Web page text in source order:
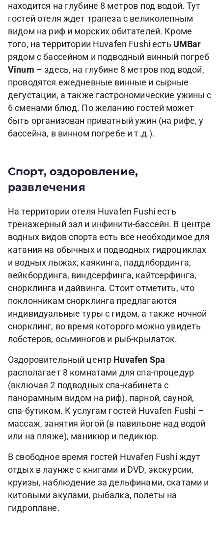
находится на глубине 8 метров под водой. Тут
гостей отеля ждет трапеза с великолепным
видом на риф и морских обитателей. Кроме
того, на территории Huvafen Fushi есть UMBar
рядом с бассейном и подводный винный погреб
Vinum – здесь, на глубине 8 метров под водой,
проводятся ежедневные винные и сырные
дегустации, а также гастрономические ужины с
6 сменами блюд. По желанию гостей может
быть организован приватный ужин (на рифе, у
бассейна, в винном погребе и т.д.).
Спорт, оздоровление,
развлечения
На территории отеля Huvafen Fushi есть
тренажерный зал и инфинити-бассейн. В центре
водных видов спорта есть все необходимое для
катания на обычных и подводных гидроциклах
и водных лыжах, каякинга, паддлбординга,
вейкбординга, виндсерфинга, кайтсерфинга,
снорклинга и дайвинга. Стоит отметить, что
поклонникам снорклинга предлагаются
индивидуальные туры с гидом, а также ночной
снорклинг, во время которого можно увидеть
лобстеров, осьминогов и рыб-крылаток.
Оздоровительный центр Huvafen Spa
располагает 8 комнатами для спа-процедур
(включая 2 подводных спа-кабинета с
панорамным видом на риф), парной, сауной,
спа-бутиком. К услугам гостей Huvafen Fushi –
массаж, занятия йогой (в павильоне над водой
или на пляже), маникюр и педикюр.
В свободное время гостей Huvafen Fushi ждут
отдых в лаунже с книгами и DVD, экскурсии,
круизы, наблюдение за дельфинами, скатами и
китовыми акулами, рыбалка, полеты на
гидроплане.